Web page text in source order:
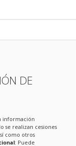
DE
información
se realizan cesiones
como otros
: Puede